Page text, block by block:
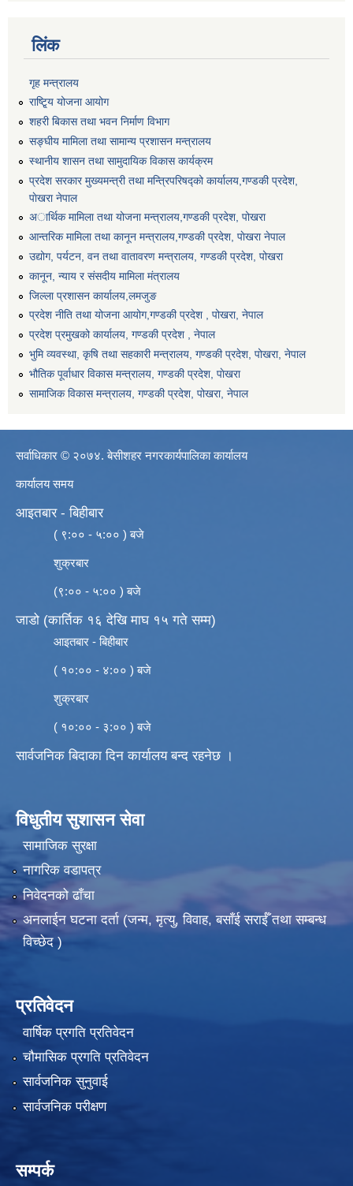
लिंक
गृह मन्त्रालय
राष्टि्ृय योजना आयोग
शहरी बिकास तथा भवन निर्माण विभाग
सङ्घीय मामिला तथा सामान्य प्रशासन मन्त्रालय
स्थानीय शासन तथा सामुदायिक विकास कार्यक्रम
प्रदेश सरकार मुख्यमन्त्री तथा मन्त्रिपरिषद्को कार्यालय,गण्डकी प्रदेश,
पाेखरा नेपाल
अार्थिक मामिला तथा योजना मन्त्रालय,गण्डकी प्रदेश, पोखरा
आन्तरिक मामिला तथा कानून मन्त्रालय,गण्डकी प्रदेश, पाेखरा नेपाल
उद्योग, पर्यटन, वन तथा वातावरण मन्त्रालय, गण्डकी प्रदेश, पोखरा
कानून, न्याय र संसदीय मामिला मंत्रालय
जिल्ला प्रशासन कार्यालय,लमजुङ
प्रदेश नीति तथा योजना आयोग,गण्डकी प्रदेश , पोखरा, नेपाल
प्रदेश प्रमुखको कार्यालय, गण्डकी प्रदेश , नेपाल
भुमि व्यवस्था, कृषि तथा सहकारी मन्त्रालय, गण्डकी प्रदेश, पोखरा, नेपाल
भौतिक पूर्वाधार विकास मन्त्रालय, गण्डकी प्रदेश, पाेखरा
सामाजिक विकास मन्त्रालय, गण्डकी प्रदेश, पोखरा, नेपाल
सर्वाधिकार © २०७४. बेसीशहर नगरकार्यपालिका कार्यालय
कार्यालय समय
आइतबार - बिहीबार
( ९:०० - ५:०० ) बजे
शुक्रबार
(९:०० - ५:०० ) बजे
जाडो (कार्तिक १६ देखि माघ १५ गते सम्म)
आइतबार - बिहीबार
( १०:०० - ४:०० ) बजे
शुक्रबार
( १०:०० - ३:०० ) बजे
सार्वजनिक बिदाका दिन कार्यालय बन्द रहनेछ ।
विधुतीय सुशासन सेवा
सामाजिक सुरक्षा
नागरिक वडापत्र
निवेदनको ढाँचा
अनलाईन घटना दर्ता (जन्म, मृत्यु, विवाह, बसाँई सराईँ तथा सम्बन्ध
विच्छेद )
प्रतिवेदन
वार्षिक प्रगति प्रतिवेदन
चौमासिक प्रगति प्रतिवेदन
सार्वजनिक सुनुवाई
सार्वजनिक परीक्षण
सम्पर्क